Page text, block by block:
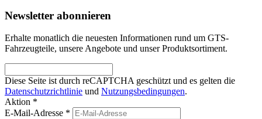
Newsletter abonnieren
Erhalte monatlich die neuesten Informationen rund um GTS-
Fahrzeugteile, unsere Angebote und unser Produktsortiment.
Diese Seite ist durch reCAPTCHA geschützt und es gelten die
Datenschutzrichtlinie und Nutzungsbedingungen.
Aktion *
E-Mail-Adresse *